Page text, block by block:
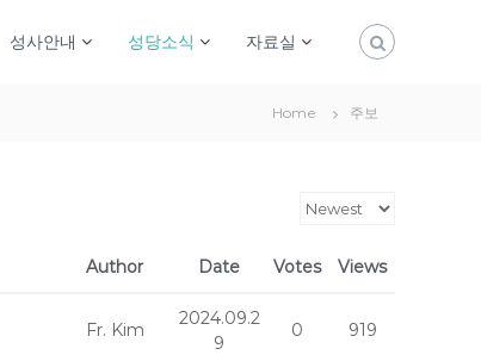
성사안내 성당소식 자료실
Home 주보
Author Date Votes Views
Fr. Kim
2024.09.2
9
0 919